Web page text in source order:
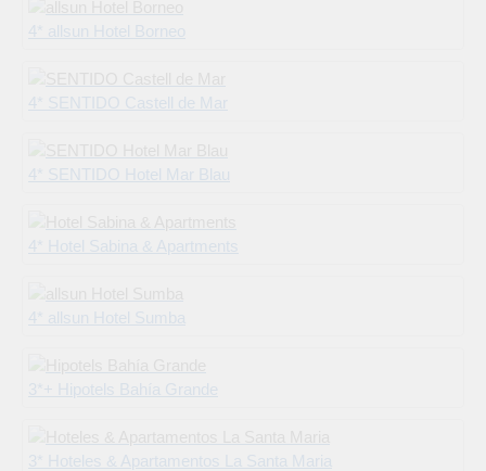
4* allsun Hotel Borneo
4* SENTIDO Castell de Mar
4* SENTIDO Hotel Mar Blau
4* Hotel Sabina & Apartments
4* allsun Hotel Sumba
3*+ Hipotels Bahía Grande
3* Hoteles & Apartamentos La Santa Maria